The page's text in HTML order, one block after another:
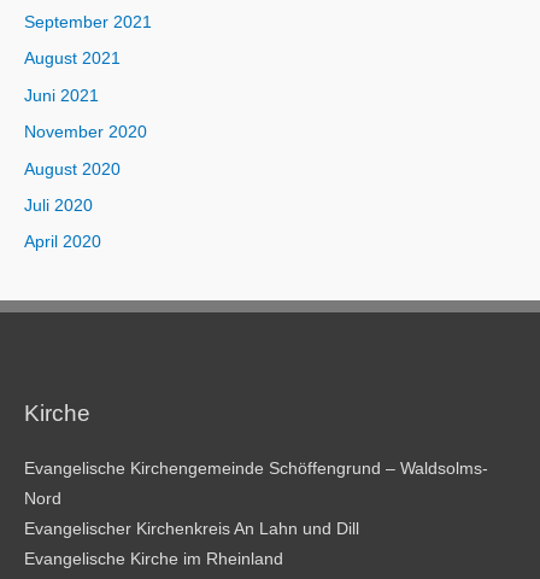
September 2021
August 2021
Juni 2021
November 2020
August 2020
Juli 2020
April 2020
Kirche
Evangelische Kirchengemeinde Schöffengrund – Waldsolms-
Nord
Evangelischer Kirchenkreis An Lahn und Dill
Evangelische Kirche im Rheinland